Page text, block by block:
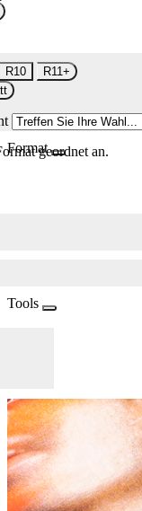
R10
R11+
Formatgeordnet an.
Tools